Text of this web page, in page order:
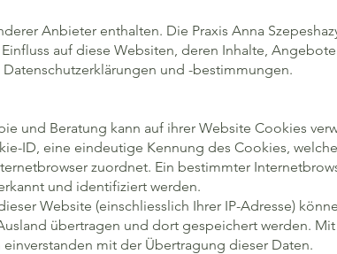
Anbieter enthalten. Die Praxis Anna
auf diese Websiten, deren Inhalte,
und -bestimmungen.
und Beratung kann auf ihrer Website Cookies
ID, eine eindeutige Kennung des Cookies, welche
zuordnet. Ein bestimmter
und identifiziert werden.
Website (einschliesslich Ihrer IP-Adresse)
übertragen und dort gespeichert werden.
mit der Übertragung dieser Daten.